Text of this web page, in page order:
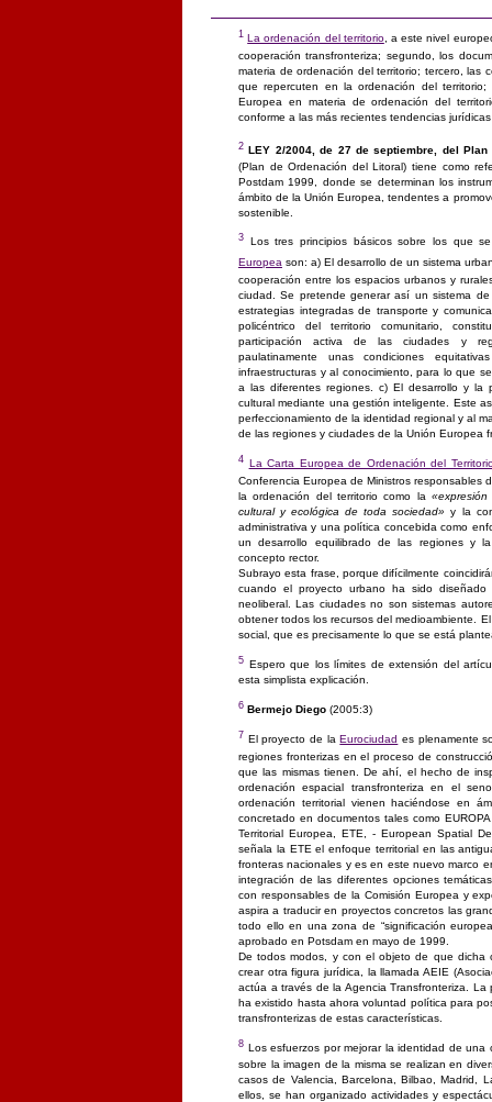
1La ordenación del territorio, a este nivel
cooperación transfronteriza; segundo, los
materia de ordenación del territorio; tercero, las
que repercuten en la ordenación del
Europea en materia de ordenación del
conforme a las más recientes tendencias jurídicas
2LEY 2/2004, de 27 de septiembre, del
(Plan de Ordenación del Litoral) tiene como
Postdam 1999, donde se determinan los
ámbito de la Unión Europea, tendentes a
sostenible.
3
Los tres principios básicos sobre los que
Europea son: a) El desarrollo de un sistema
cooperación entre los espacios urbanos y
ciudad. Se pretende generar así un sistema
estrategias integradas de transporte y
policéntrico del territorio comunitario,
participación activa de las ciudades y
paulatinamente unas condiciones
infraestructuras y al conocimiento, para lo que
a las diferentes regiones. c) El desarrollo y la
cultural mediante una gestión inteligente. Este
perfeccionamiento de la identidad regional y al
de las regiones y ciudades de la Unión Europea
4 La Carta Europea de Ordenación del
Conferencia Europea de Ministros responsables
la ordenación del territorio como la
cultural y ecológica de toda sociedad» y la
administrativa y una política concebida como
un desarrollo equilibrado de las regiones y
concepto rector.
Subrayo esta frase, porque difícilmente
cuando el proyecto urbano ha sido
neoliberal. Las ciudades no son sistemas
obtener todos los recursos del medioambiente.
social, que es precisamente lo que se está
5 Espero que los límites de extensión del
esta simplista explicación.
6 Bermejo Diego (2005:3)
7 El proyecto de la Eurociudad es plenamente
regiones fronterizas en el proceso de
que las mismas tienen. De ahí, el hecho de
ordenación espacial transfronteriza en el
ordenación territorial vienen haciéndose en
concretado en documentos tales como
Territorial Europea, ETE, - European Spatial
señala la ETE el enfoque territorial en las
fronteras nacionales y es en este nuevo marco
integración de las diferentes opciones
con responsables de la Comisión Europea y
aspira a traducir en proyectos concretos las
todo ello en una zona de “significación
aprobado en Potsdam en mayo de 1999.
De todos modos, y con el objeto de que dicha
crear otra figura jurídica, la llamada AEIE
actúa a través de la Agencia Transfronteriza.
ha existido hasta ahora voluntad política para
transfronterizas de estas características.
8 Los esfuerzos por mejorar la identidad de
sobre la imagen de la misma se realizan en
casos de Valencia, Barcelona, Bilbao, Madrid,
ellos, se han organizado actividades y